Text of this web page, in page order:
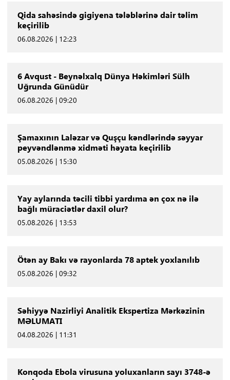
Qida sahəsində gigiyena tələblərinə dair təlim
keçirilib
06.08.2026 | 12:23
6 Avqust - Beynəlxalq Dünya Həkimləri Sülh
Uğrunda Günüdür
06.08.2026 | 09:20
Şamaxının Laləzar və Quşçu kəndlərində səyyar
peyvəndlənmə xidməti həyata keçirilib
05.08.2026 | 15:30
Yay aylarında təcili tibbi yardıma ən çox nə ilə
bağlı müraciətlər daxil olur?
05.08.2026 | 13:53
Ötən ay Bakı və rayonlarda 78 aptek yoxlanılıb
05.08.2026 | 09:32
Səhiyyə Nazirliyi Analitik Ekspertiza Mərkəzinin
MƏLUMATI
04.08.2026 | 11:31
Konqoda Ebola virusuna yoluxanların sayı 3748-ə